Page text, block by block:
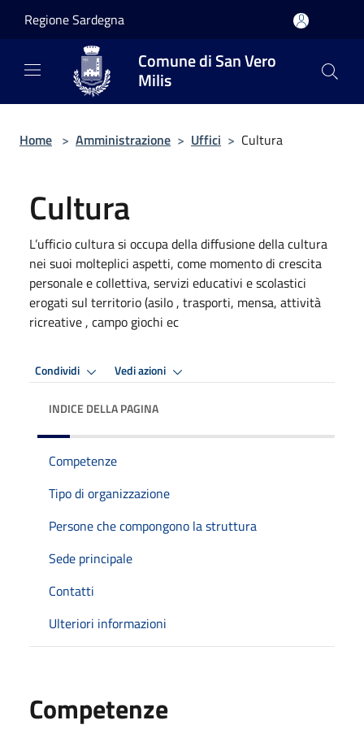
Regione Sardegna
Comune di San Vero
Milis
Home > Amministrazione > Uffici > Cultura
Cultura
L’ufficio cultura si occupa della diffusione della cultura
nei suoi molteplici aspetti, come momento di crescita
personale e collettiva, servizi educativi e scolastici
erogati sul territorio (asilo , trasporti, mensa, attività
ricreative , campo giochi ec
Condividi Vedi azioni
INDICE DELLA PAGINA
Competenze
Tipo di organizzazione
Persone che compongono la struttura
Sede principale
Contatti
Ulteriori informazioni
Competenze